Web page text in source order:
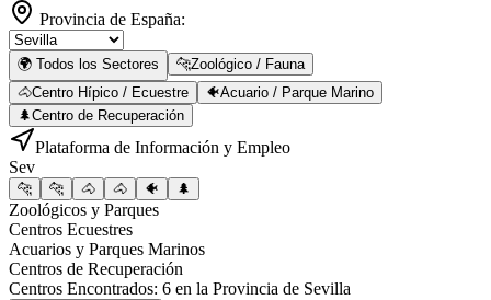
Provincia de España:
🌍 Todos los Sectores 🐆Zoológico / Fauna
🐴Centro Hípico / Ecuestre 🐠Acuario / Parque Marino
🌲Centro de Recuperación
Plataforma de Información y Empleo
Sev
🐆 🐆 🐴 🐴 🐠 🌲
Zoológicos y Parques
Centros Ecuestres
Acuarios y Parques Marinos
Centros de Recuperación
Centros Encontrados: 6 en la Provincia de Sevilla